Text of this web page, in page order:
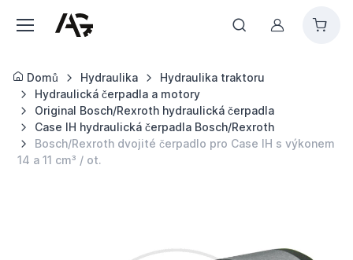
Můj účet
Domů Hydraulika
Hydraulika traktoru
Hydraulická čerpadla a motory
Original Bosch/Rexroth hydraulická čerpadla
Case IH hydraulická čerpadla Bosch/Rexroth
Bosch/Rexroth dvojité čerpadlo pro Case IH s výkonem
14 a 11 cm³ / ot.